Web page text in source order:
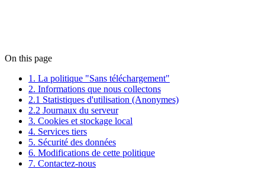
On this page
1. La politique "Sans téléchargement"
2. Informations que nous collectons
2.1 Statistiques d'utilisation (Anonymes)
2.2 Journaux du serveur
3. Cookies et stockage local
4. Services tiers
5. Sécurité des données
6. Modifications de cette politique
7. Contactez-nous